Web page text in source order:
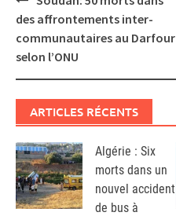
navigation
des affrontements inter-
communautaires au Darfour
selon l’ONU
ARTICLES RÉCENTS
Algérie : Six
morts dans un
nouvel accident
de bus à